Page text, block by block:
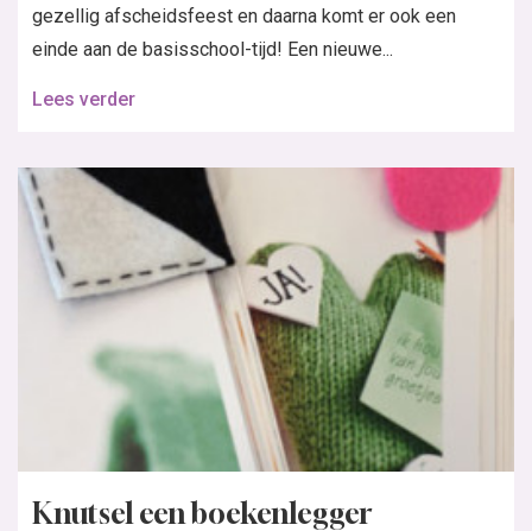
gezellig afscheidsfeest en daarna komt er ook een
einde aan de basisschool-tijd! Een nieuwe...
Lees verder
Knutsel een boekenlegger